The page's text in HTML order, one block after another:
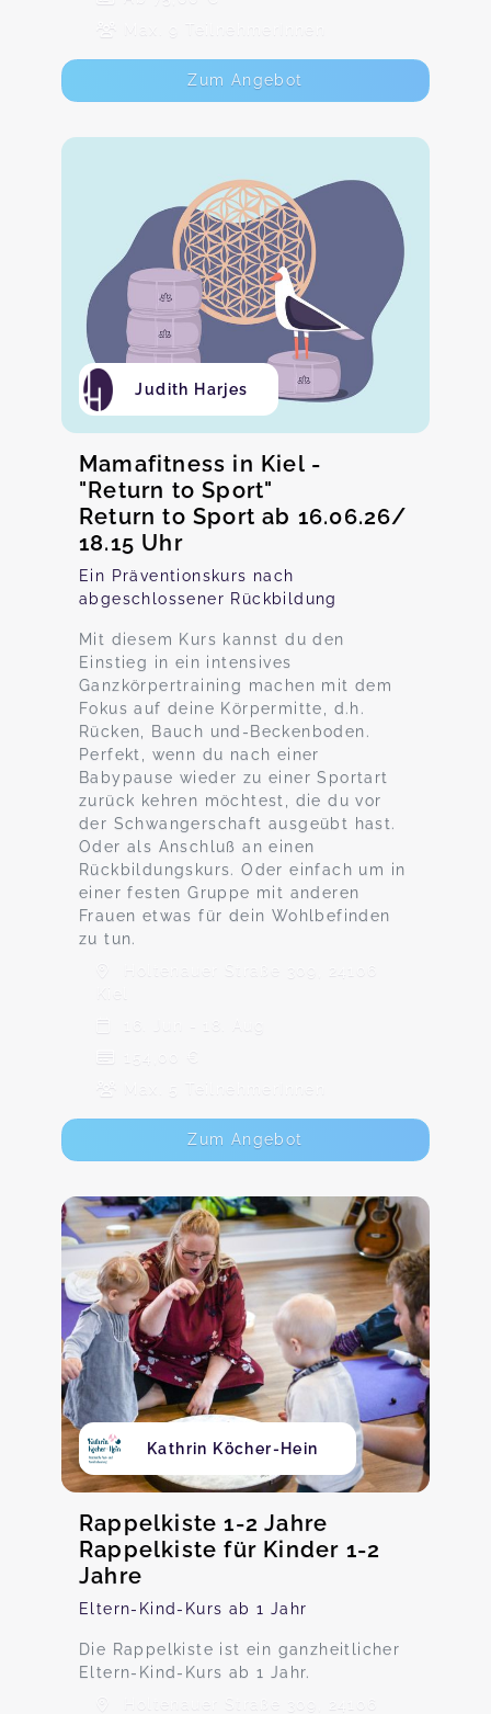
Max. 9 TeilnehmerInnen
Zum Angebot
Judith Harjes
Mamafitness in Kiel -
"Return to Sport"
Return to Sport ab 16.06.26/
18.15 Uhr
Ein Präventionskurs nach
abgeschlossener Rückbildung
Mit diesem Kurs kannst du den
Einstieg in ein intensives
Ganzkörpertraining machen mit dem
Fokus auf deine Körpermitte, d.h.
Rücken, Bauch und-Beckenboden.
Perfekt, wenn du nach einer
Babypause wieder zu einer Sportart
zurück kehren möchtest, die du vor
der Schwangerschaft ausgeübt hast.
Oder als Anschluß an einen
Rückbildungskurs. Oder einfach um in
einer festen Gruppe mit anderen
Frauen etwas für dein Wohlbefinden
zu tun.
Holtenauer Straße 309, 24106
16. Jun - 18. Aug
154,00 €
Max. 5 TeilnehmerInnen
Zum Angebot
Kathrin Köcher-Hein
Rappelkiste 1-2 Jahre
Rappelkiste für Kinder 1-2
Jahre
Eltern-Kind-Kurs ab 1 Jahr
Die Rappelkiste ist ein ganzheitlicher
Eltern-Kind-Kurs ab 1 Jahr.
Holtenauer Straße 309, 24106